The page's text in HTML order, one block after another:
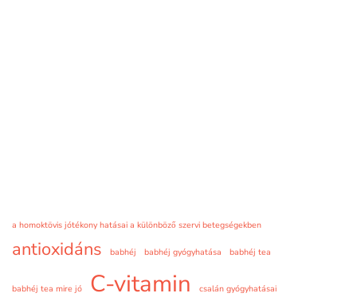
a homoktövis jótékony hatásai a különböző szervi betegségekben
antioxidáns babhéj babhéj gyógyhatása babhéj tea
babhéj tea mire jó C-vitamin csalán gyógyhatásai